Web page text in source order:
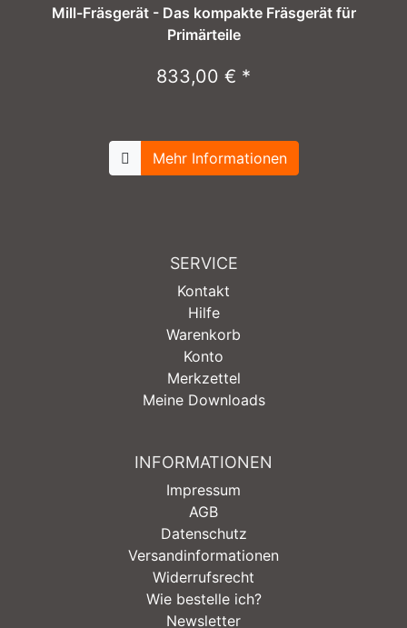
Mill-Fräsgerät - Das kompakte Fräsgerät für
Primärteile
833,00 € *
Mehr Informationen
SERVICE
Kontakt
Hilfe
Warenkorb
Konto
Merkzettel
Meine Downloads
INFORMATIONEN
Impressum
AGB
Datenschutz
Versandinformationen
Widerrufsrecht
Wie bestelle ich?
Newsletter